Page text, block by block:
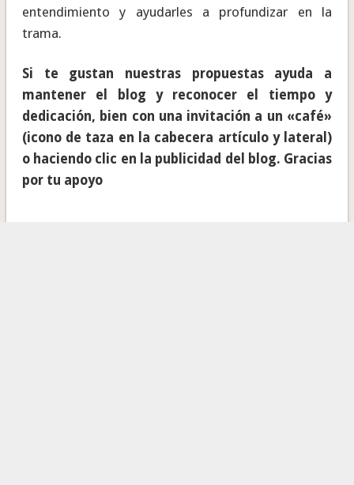
entendimiento y ayudarles a profundizar en la
trama.
Si te gustan nuestras propuestas ayuda a
mantener el blog y reconocer el tiempo y
dedicación, bien con una invitación a un «café»
(icono de taza en la cabecera artículo y lateral)
o haciendo clic en la publicidad del blog. Gracias
por tu apoyo